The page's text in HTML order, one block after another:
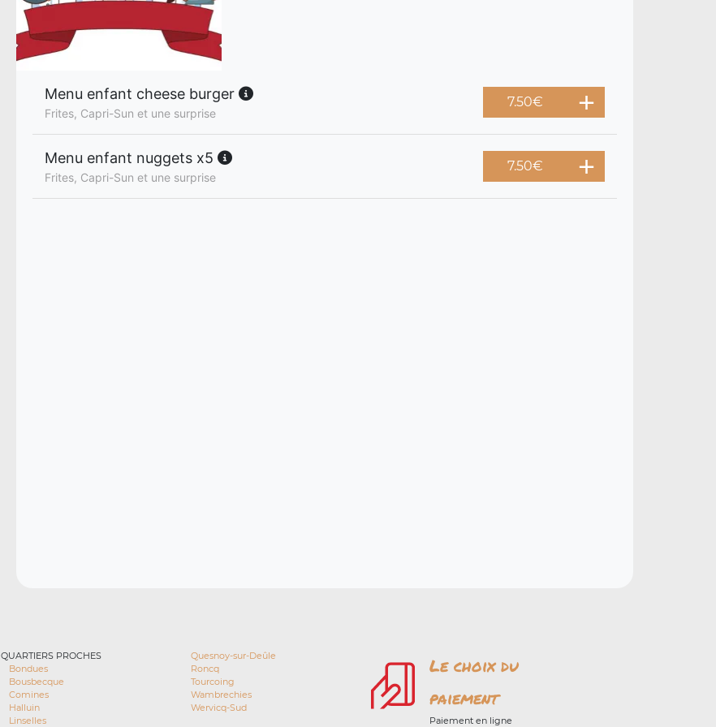
Menu enfant cheese burger
Frites, Capri-Sun et une surprise
7.50€
Menu enfant nuggets x5
Frites, Capri-Sun et une surprise
7.50€
QUARTIERS PROCHES
Bondues
Bousbecque
Comines
Halluin
Linselles
Quesnoy-sur-Deûle
Roncq
Tourcoing
Wambrechies
Wervicq-Sud
Le choix du
paiement
Paiement en ligne